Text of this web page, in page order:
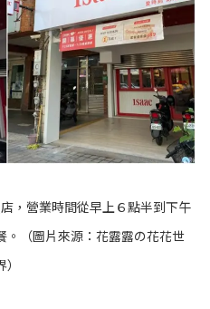
，營業時間從早上６點半到下午
（圖片來源： 花露露の花花世
）